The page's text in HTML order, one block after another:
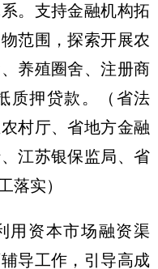
。支持金融机构拓
范围，探索开展农
养殖圈舍、注册商
质押贷款。
（省法
村厅、省地方金融
江苏银保监局、省
落实）
用资本市场融资渠
导工作，引导高成